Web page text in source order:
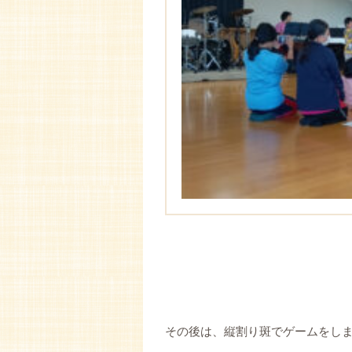
その後は、縦割り斑でゲームをし